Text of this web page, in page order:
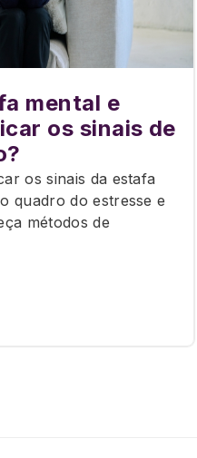
mental e
os sinais de
os sinais da estafa
quadro do estresse e
métodos de